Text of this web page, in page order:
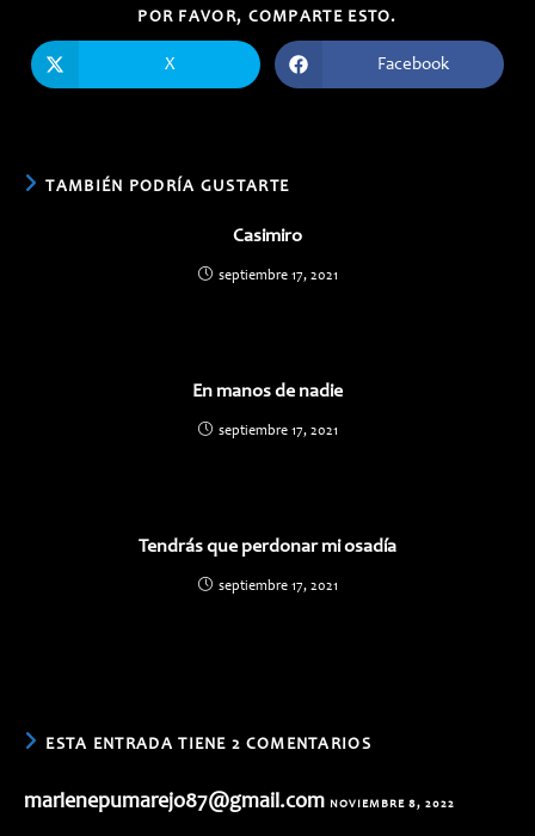
POR FAVOR, COMPARTE ESTO.
CONTENIDO
abre
X
Se
abre
Facebook
TAMBIÉN PODRÍA GUSTARTE
Casimiro
septiembre 17, 2021
En manos de nadie
septiembre 17, 2021
Tendrás que perdonar mi osadía
septiembre 17, 2021
ESTA ENTRADA TIENE 2 COMENTARIOS
marlenepumarejo87@gmail.com NOVIEMBRE 8, 2022